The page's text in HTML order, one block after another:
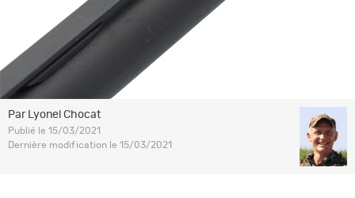
Par Lyonel Chocat
Publié le 15/03/2021
Dernière modification le 15/03/2021